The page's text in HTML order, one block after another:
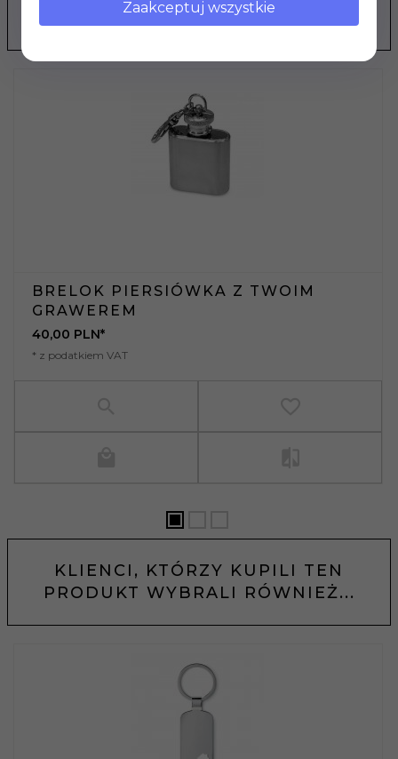
POLECAMY
BRELOK PIERSIÓWKA Z TWOIM
GRAWEREM
40,00 PLN*
* z podatkiem VAT
KLIENCI, KTÓRZY KUPILI TEN
PRODUKT WYBRALI RÓWNIEŻ...
Zaakceptuj wszystkie